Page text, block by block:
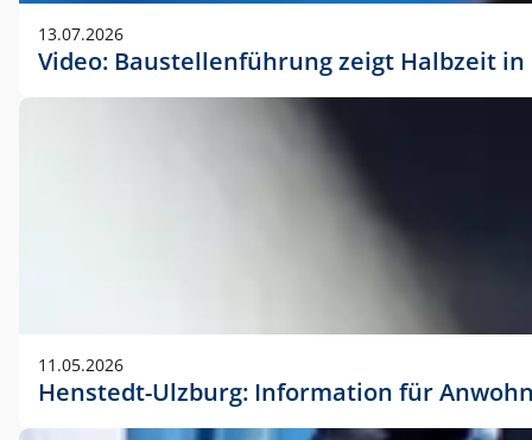
13.07.2026
Video: Baustellenführung zeigt Halbzeit
11.05.2026
Henstedt-Ulzburg: Information für